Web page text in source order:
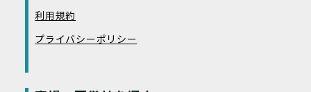
利用規約
プライバシーポリシー